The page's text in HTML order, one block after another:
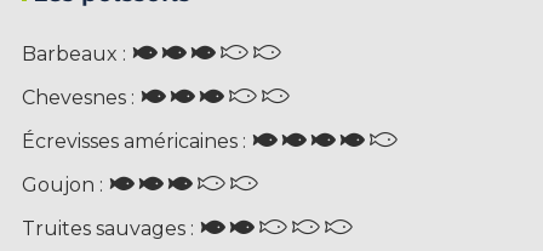
Barbeaux :
Chevesnes :
Écrevisses américaines :
Goujon :
Truites sauvages :